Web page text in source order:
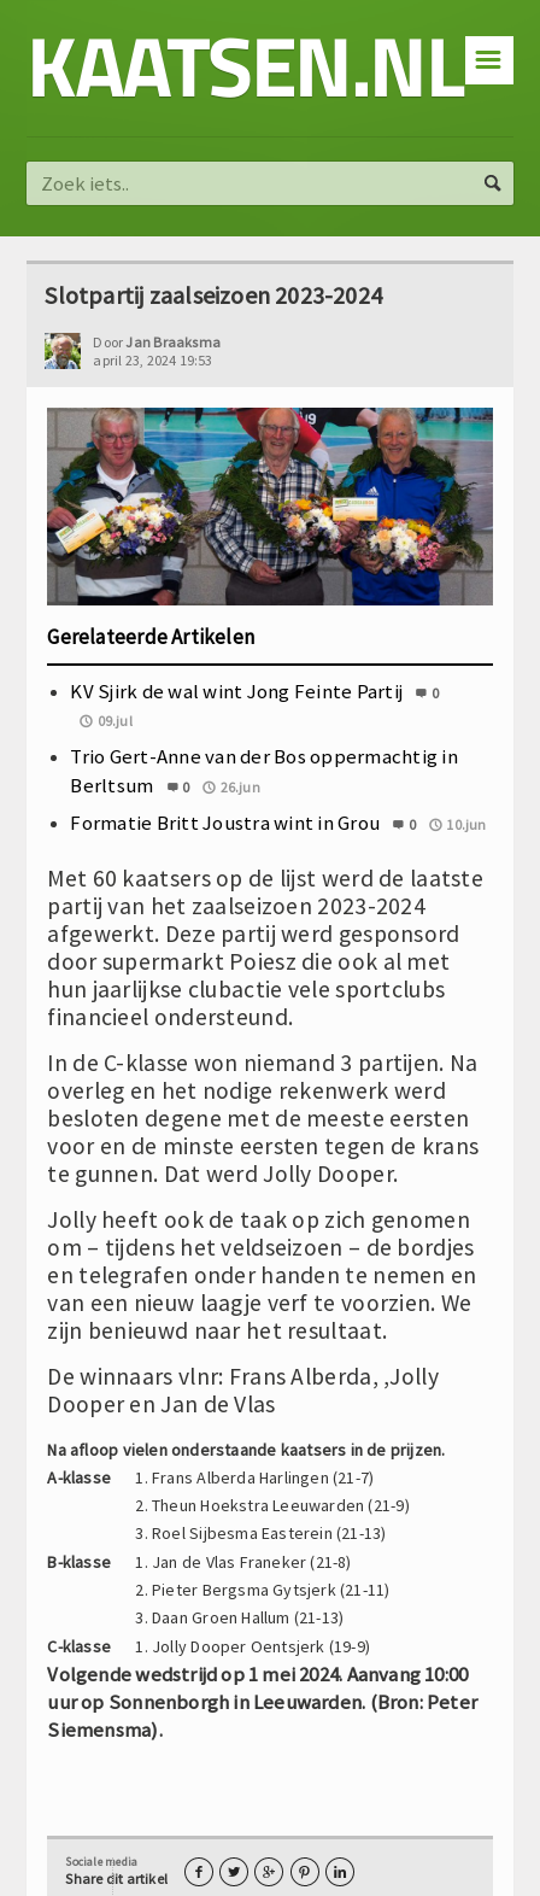
☰
KAATSEN.NL
Slotpartij zaalseizoen 2023-2024
DoorJan Braaksma
april 23, 2024 19:53
Gerelateerde Artikelen
KV Sjirk de wal wint Jong Feinte Partij
0
09.jul
Trio Gert-Anne van der Bos oppermachtig in
Berltsum
0 26.jun
Formatie Britt Joustra wint in Grou 0 10.jun
Met 60 kaatsers op de lijst werd de laatste
partij van het zaalseizoen 2023-2024
afgewerkt. Deze partij werd gesponsord
door supermarkt Poiesz die ook al met
hun jaarlijkse clubactie vele sportclubs
financieel ondersteund.
In de C-klasse won niemand 3 partijen. Na
overleg en het nodige rekenwerk werd
besloten degene met de meeste eersten
voor en de minste eersten tegen de krans
te gunnen. Dat werd Jolly Dooper.
Jolly heeft ook de taak op zich genomen
om – tijdens het veldseizoen – de bordjes
en telegrafen onder handen te nemen en
van een nieuw laagje verf te voorzien. We
zijn benieuwd naar het resultaat.
De winnaars vlnr: Frans Alberda, ,Jolly
Dooper en Jan de Vlas
Na afloop vielen onderstaande kaatsers in de prijzen.
A-klasse
1. Frans Alberda Harlingen (21-7)
2. Theun Hoekstra Leeuwarden (21-9)
3. Roel Sijbesma Easterein (21-13)
B-klasse
1. Jan de Vlas Franeker (21-8)
2. Pieter Bergsma Gytsjerk (21-11)
3. Daan Groen Hallum (21-13)
C-klasse
1. Jolly Dooper Oentsjerk (19-9)
Volgende wedstrijd op 1 mei 2024. Aanvang 10:00
uur op Sonnenborgh in Leeuwarden. (Bron: Peter
Siemensma).
Sociale media
Share dit artikel     